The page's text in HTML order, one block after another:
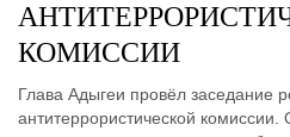
КОМИССИИ
Глава Адыгеи провёл заседание
антитеррористической комиссии.